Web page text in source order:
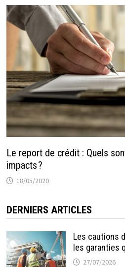
Le report de crédit : Quels
impacts ?
18/05/2020
DERNIERS ARTICLES
Les cautions
les garanties
27/07/2026